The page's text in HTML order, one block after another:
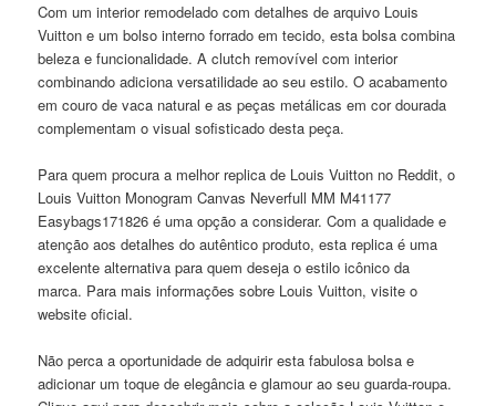
Com um interior remodelado com detalhes de arquivo Louis
Vuitton e um bolso interno forrado em tecido, esta bolsa combina
beleza e funcionalidade. A clutch removível com interior
combinando adiciona versatilidade ao seu estilo. O acabamento
em couro de vaca natural e as peças metálicas em cor dourada
complementam o visual sofisticado desta peça.
Para quem procura a melhor replica de Louis Vuitton no Reddit, o
Louis Vuitton Monogram Canvas Neverfull MM M41177
Easybags171826 é uma opção a considerar. Com a qualidade e
atenção aos detalhes do autêntico produto, esta replica é uma
excelente alternativa para quem deseja o estilo icônico da
marca. Para mais informações sobre Louis Vuitton, visite o
website oficial.
Não perca a oportunidade de adquirir esta fabulosa bolsa e
adicionar um toque de elegância e glamour ao seu guarda-roupa.